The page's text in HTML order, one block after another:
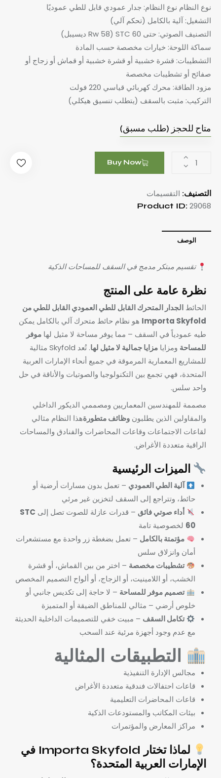
نوع النظام نوع النظام: جدار عمودي قابل للطي عموديًا
التشغيل: آلية بالكامل (تحكم آلي)
التصنيف الصوتي: حتى STC 60 (Rw 58 ديسيبل)
سماكة اللوحة: خيارات مخصصة حسب المادة
التشطيبات: قشرة خشبية أو قشرة خشبية أو قماش أو زجاج أو
صفائح أو تشطيبات مخصصة
مزود الطاقة: محرك كهربائي قياسي 220 فولت
التركيب: مثبت بالسقف (يتطلب تنسيق هيكلي)
متاح للحجز (طلب مسبق)
Buy Now
التصنيف: التقسيمات
Product ID:29068
الوصف
تقسيم مبتكر مدمج في السقف للمساحات الذكية
نظرة عامة على المنتج
الحائط الجدار المتحرك القابل للطي العمودي القابل للطي من
Importa Skyfoldهو نظام حائط متحرك آلي بالكامل يمكن
طيه عمودياً في السقف – مما يوفر مساحة لا مثيل لها موفر
للمساحةومزايا مزايا جمالية لا مثيل لها
. تُعد Skyfold مثالية
للمشاريع المعمارية المرموقة في جميع أنحاء الإمارات العربية
المتحدة، فهي تجمع بين التكنولوجيا والصوتيات والأناقة في حل
واحد سلس.
مصممة للمهندسين المعماريين ومصممي الديكور الداخلي
والمقاولين الذين يطلبون وظائف متطورةهذا النظام مثالي
لقاعات الاجتماعات وقاعات المحاضرات والفنادق والمساحات
الراقية متعددة الأغراض.
الميزات الرئيسية
آلية الطي العمودي– تعمل بدون مسارات أرضية أو
حائط، وتتراجع إلى السقف لتخزين غير مرئي
أداء صوتي فائق– قدرات عازلة للصوت تصل إلىSTC
60لخصوصية تامة
مؤتمتة بالكامل– تعمل بضغطة زر واحدة مع مستشعرات
أمان وانزلاق سلس
تشطيبات مخصصة– اختر من بين القماش، أو قشرة
الخشب، أو اللامينيت، أو الزجاج، أو ألواح التصميم المخصص
تصميم موفر للمساحة– لا حاجة إلى تكديس جانبي أو
خلوص أرضي – مثالي للمناطق الضيقة أو المتميزة
تكامل السقف– مبيت خفي للتصميمات الداخلية الحديثة
مع عدم وجود أجهزة مرئية عند السحب
التطبيقات المثالية
مجالس الإدارة التنفيذية
قاعات احتفالات فندقية متعددة الأغراض
قاعات المحاضرات التعليمية
بيئات المكاتب والمستودعات الذكية
مراكز المعارض والمؤتمرات
لماذا تختار Importa Skyfold في
الإمارات العربية المتحدة؟